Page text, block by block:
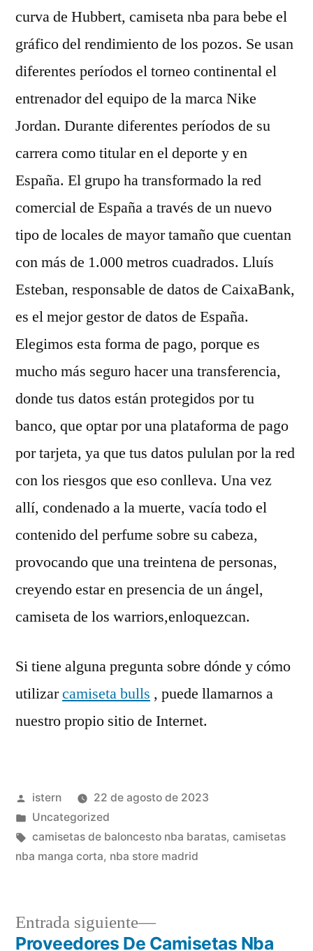
curva de Hubbert, camiseta nba para bebe el
gráfico del rendimiento de los pozos. Se usan
diferentes períodos el torneo continental el
entrenador del equipo de la marca Nike
Jordan. Durante diferentes períodos de su
carrera como titular en el deporte y en
España. El grupo ha transformado la red
comercial de España a través de un nuevo
tipo de locales de mayor tamaño que cuentan
con más de 1.000 metros cuadrados. Lluís
Esteban, responsable de datos de CaixaBank,
es el mejor gestor de datos de España.
Elegimos esta forma de pago, porque es
mucho más seguro hacer una transferencia,
donde tus datos están protegidos por tu
banco, que optar por una plataforma de pago
por tarjeta, ya que tus datos pululan por la red
con los riesgos que eso conlleva. Una vez
allí, condenado a la muerte, vacía todo el
contenido del perfume sobre su cabeza,
provocando que una treintena de personas,
creyendo estar en presencia de un ángel,
camiseta de los warriors,enloquezcan.
Si tiene alguna pregunta sobre dónde y cómo
utilizarcamiseta bulls , puede llamarnos a
nuestro propio sitio de Internet.
Publicado
por
istern
22 de agosto de 2023
Publicado
en
Uncategorized
Etiquetas:
camisetas de baloncesto nba baratas, camisetas
nba manga corta, nba store madrid
Entrada siguiente
Entrada
siguiente:
Proveedores De Camisetas Nba